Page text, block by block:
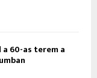
60-as terem a